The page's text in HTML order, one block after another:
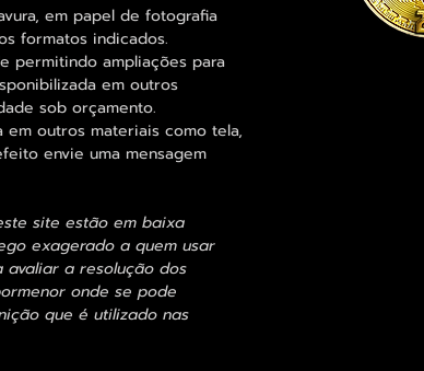
em papel de fotografia
formatos indicados.
permitindo ampliações para
em outros
sob orçamento.
outros materiais como tela,
envie uma mensagem
site estão em baixa
exagerado a quem usar
avaliar a resolução dos
onde se pode
que é utilizado nas